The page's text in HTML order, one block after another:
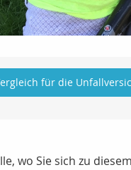
für die
wo Sie sich zu